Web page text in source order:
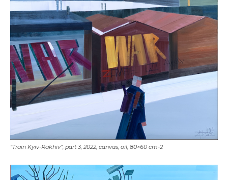
Adresse email*
Nom
Prénom
“Train Kyiv-Rakhiv”, part 3, 2022, canvas, oil, 80×60 cm-2